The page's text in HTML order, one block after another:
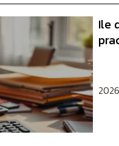
Ile